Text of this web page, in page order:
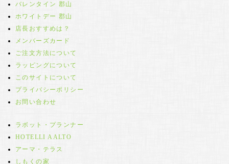
バレンタイン 郡山
ホワイトデー 郡山
店長おすすめは？
メンバーズカード
ご注文方法について
ラッピングについて
このサイトについて
プライバシーポリシー
お問い合わせ
ラボット・プランナー
HOTELLI AALTO
アーマ・テラス
しもくの家